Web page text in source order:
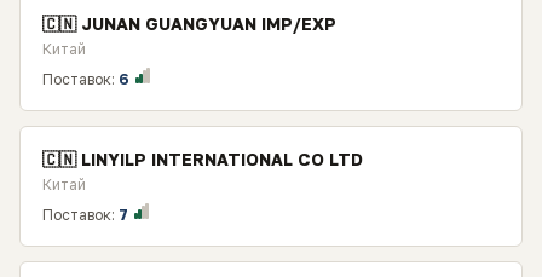
🇨🇳 JUNAN GUANGYUAN IMP/EXP
Китай
Поставок: 6
🇨🇳 LINYILP INTERNATIONAL CO LTD
Китай
Поставок: 7